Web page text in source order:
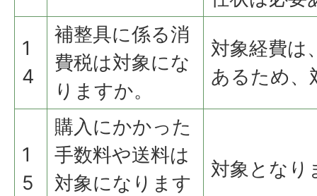
1
4
補整具に係る消
費税は対象にな
りますか。
対象経費は
あるため、
1
5
購入にかかった
手数料や送料は
対象になります
対象となり